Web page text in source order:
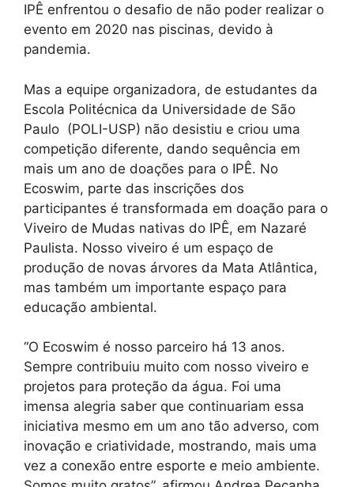
IPÊ enfrentou o desafio de não poder realizar o
evento em 2020 nas piscinas, devido à
pandemia.
Mas a equipe organizadora, de estudantes da
Escola Politécnica da Universidade de São
Paulo (POLI-USP) não desistiu e criou uma
competição diferente, dando sequência em
mais um ano de doações para o IPÊ. No
Ecoswim, parte das inscrições dos
participantes é transformada em doação para o
Viveiro de Mudas nativas do IPÊ, em Nazaré
Paulista. Nosso viveiro é um espaço de
produção de novas árvores da Mata Atlântica,
mas também um importante espaço para
educação ambiental.
“O Ecoswim é nosso parceiro há 13 anos.
Sempre contribuiu muito com nosso viveiro e
projetos para proteção da água. Foi uma
imensa alegria saber que continuariam essa
iniciativa mesmo em um ano tão adverso, com
inovação e criatividade, mostrando, mais uma
vez a conexão entre esporte e meio ambiente.